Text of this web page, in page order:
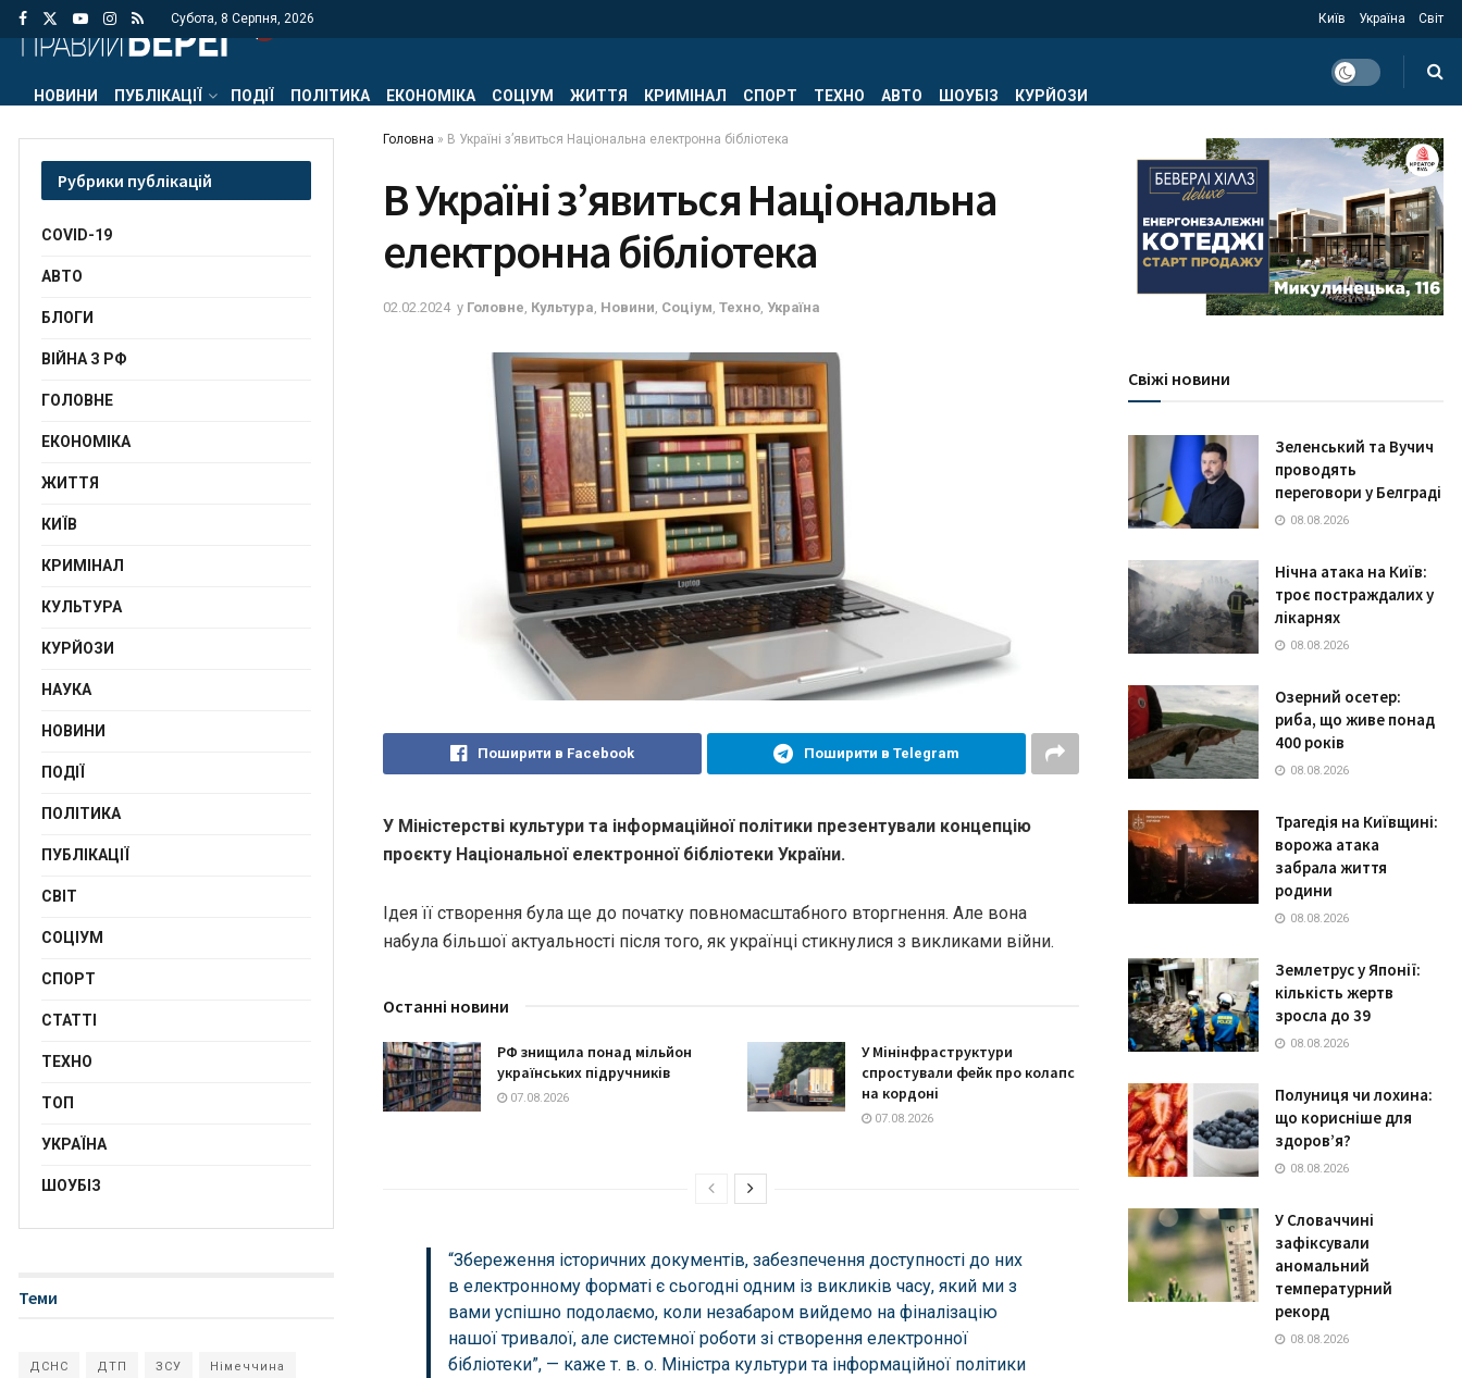
Субота, 8 Серпня, 2026 Київ Україна Світ
НОВИНИ ПУБЛІКАЦІЇ ПОДІЇ ПОЛІТИКА ЕКОНОМІКА СОЦІУМ ЖИТТЯ КРИМІНАЛ СПОРТ ТЕХНО АВТО ШОУБІЗ КУРЙОЗИ
Головна » В Україні з’явиться Національна електронна бібліотека
В Україні з’явиться Національна
електронна бібліотека
02.02.2024 у Головне Культура Новини Соціум Техно Україна
Поширити в Facebook Поширити в Telegram
У Міністерстві культури та інформаційної політики презентували концепцію
проєкту Національної електронної бібліотеки України.
Ідея її створення була ще до початку повномасштабного вторгнення. Але вона
набула більшої актуальності після того, як українці стикнулися з викликами війни.
Останні новини
РФ знищила понад мільйон
українських підручників
07.08.2026
У Мінінфраструктури
спростували фейк про колапс
на кордоні
07.08.2026
“Збереження історичних документів, забезпечення доступності до них
в електронному форматі є сьогодні одним із викликів часу, який ми з
вами успішно подолаємо, коли незабаром вийдемо на фіналізацію
нашої тривалої, але системної роботи зі створення електронної
бібліотеки”, — каже т. в. о. Міністра культури та інформаційної політики
Рубрики публікацій
COVID-19
АВТО
БЛОГИ
ВІЙНА З РФ
ГОЛОВНЕ
ЕКОНОМІКА
ЖИТТЯ
КИЇВ
КРИМІНАЛ
КУЛЬТУРА
КУРЙОЗИ
НАУКА
НОВИНИ
ПОДІЇ
ПОЛІТИКА
ПУБЛІКАЦІЇ
СВІТ
СОЦІУМ
СПОРТ
СТАТТІ
ТЕХНО
ТОП
УКРАЇНА
ШОУБІЗ
Теми
ДСНС ДТП ЗСУ Німеччина
Свіжі новини
Зеленський та Вучич
проводять
переговори у Белграді
08.08.2026
Нічна атака на Київ:
троє постраждалих у
лікарнях
08.08.2026
Озерний осетер:
риба, що живе понад
400 років
08.08.2026
Трагедія на Київщині:
ворожа атака
забрала життя
родини
08.08.2026
Землетрус у Японії:
кількість жертв
зросла до 39
08.08.2026
Полуниця чи лохина:
що корисніше для
здоров’я?
08.08.2026
У Словаччині
зафіксували
аномальний
температурний
рекорд
08.08.2026